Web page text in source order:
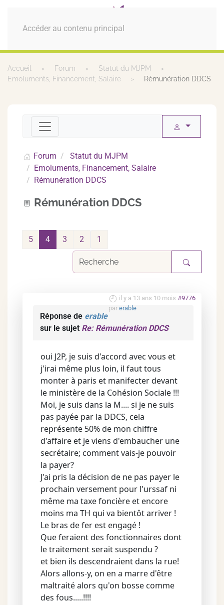
Accéder au contenu principal
MENU
Accueil Forum
Statut du MJPM
Emoluments, Financement, Salaire
Rémunération DDCS
Forum
Statut du MJPM
Emoluments, Financement, Salaire
Rémunération DDCS
Rémunération DDCS
1
2
3
4
5
il y a 13 ans 10 mois #9776
par erable
Réponse de erable
sur le sujet Re: Rémunération DDCS
oui J2P, je suis d'accord avec vous et
j'irai même plus loin, il faut tous
monter à paris et manifecter devant
le ministère de la Cohésion Sociale !!!
Moi, je suis dans la M.... si je ne suis
pas payée par la DDCS, cela
représente 50% de mon chiffre
d'affaire et je viens d'embaucher une
secrétaire; comment vais-je pouvoir
la payer?
J'ai pris la décision de ne pas payer le
prochain versement pour l'urssaf ni
même ma taxe foncière et encore
moins ma TH qui va bientôt arriver !
Le bras de fer est engagé !
Que feraient des fonctionnaires dont
le traitement serait suspendu ?
et bien ils descendraient dans la rue!
Alors allons-y, on en a marre d'être
maltraité alors qu'on bosse comme
des fous.....!!!!